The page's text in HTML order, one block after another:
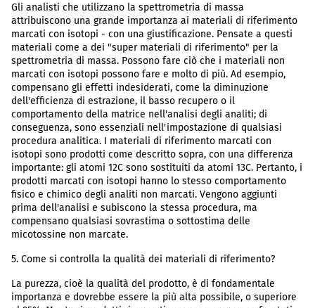
Gli analisti che utilizzano la spettrometria di massa
attribuiscono una grande importanza ai materiali di riferimento
marcati con isotopi - con una giustificazione. Pensate a questi
materiali come a dei "super materiali di riferimento" per la
spettrometria di massa. Possono fare ciò che i materiali non
marcati con isotopi possono fare e molto di più. Ad esempio,
compensano gli effetti indesiderati, come la diminuzione
dell'efficienza di estrazione, il basso recupero o il
comportamento della matrice nell'analisi degli analiti; di
conseguenza, sono essenziali nell'impostazione di qualsiasi
procedura analitica. I materiali di riferimento marcati con
isotopi sono prodotti come descritto sopra, con una differenza
importante: gli atomi 12C sono sostituiti da atomi 13C. Pertanto, i
prodotti marcati con isotopi hanno lo stesso comportamento
fisico e chimico degli analiti non marcati. Vengono aggiunti
prima dell'analisi e subiscono la stessa procedura, ma
compensano qualsiasi sovrastima o sottostima delle
micotossine non marcate.
5. Come si controlla la qualità dei materiali di riferimento?
La purezza, cioè la qualità del prodotto, è di fondamentale
importanza e dovrebbe essere la più alta possibile, o superiore